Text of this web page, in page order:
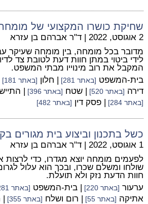
שחיקת כושרו המקצועי של
2 אוגוסט, 2022 | ד"ר אברהם בן עזרא
מדובר בכל מומחה, בין מומחה שעיקר
לידי ביטוי במתן חוות דעת לטובת צד
המקבל את רוב מינוייו מבתי המשפט.
בית-המשפט [באתר 281] | חלון [באתר 181]
דירה [באתר 520] | שטח [באתר 396] |
[באתר 284] | פסק דין [באתר 482]
כשל בתכנון וביצוע בית מגורים
1 אוגוסט, 2022 | ד"ר אברהם בן עזרא
לפעמים מומחה יוצא מגדרו, כדי לרצות
שולחו ומשלם שכרו, ובכך הוא עלול
חוות הדעת נזק ולא תועלת.
ערעור [באתר 220] | בית-המשפט [באתר 281]
אתיקה [באתר 55] | רום ושלח [באתר 355] |